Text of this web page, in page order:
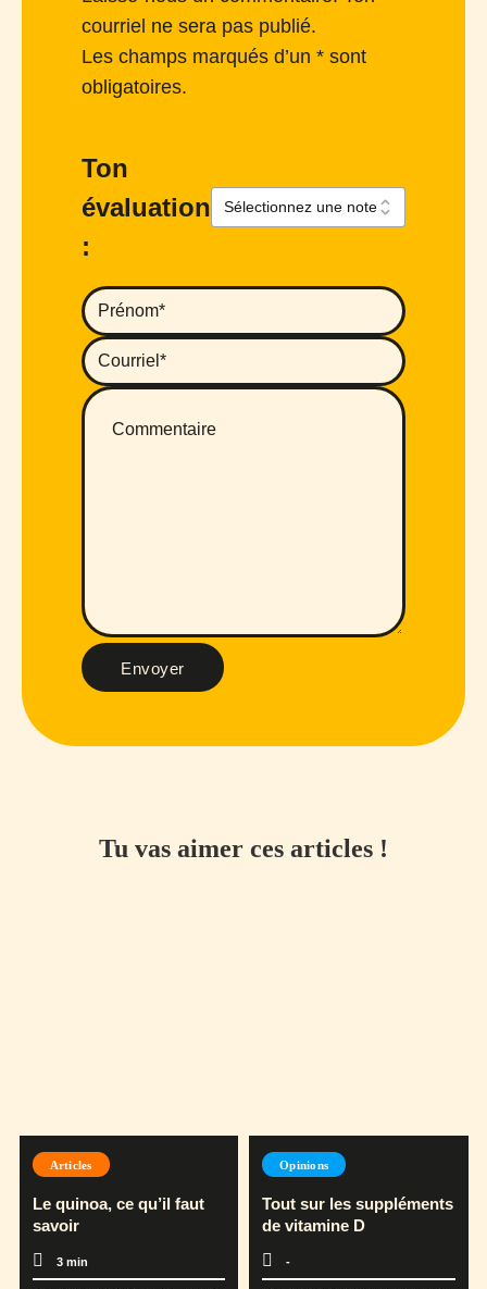
courriel ne sera pas publié.
Les champs marqués d’un * sont
obligatoires.
Ton
évaluation
:
Envoyer
Tu vas aimer ces articles !
Articles
Le quinoa, ce qu’il faut
savoir
3 min
Opinions
Tout sur les suppléments
de vitamine D
-